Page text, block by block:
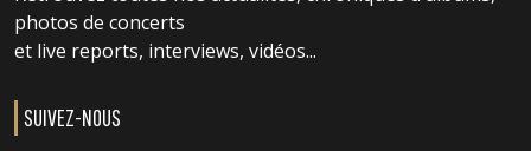
photos de concerts
et live reports, interviews, vidéos...
SUIVEZ-NOUS